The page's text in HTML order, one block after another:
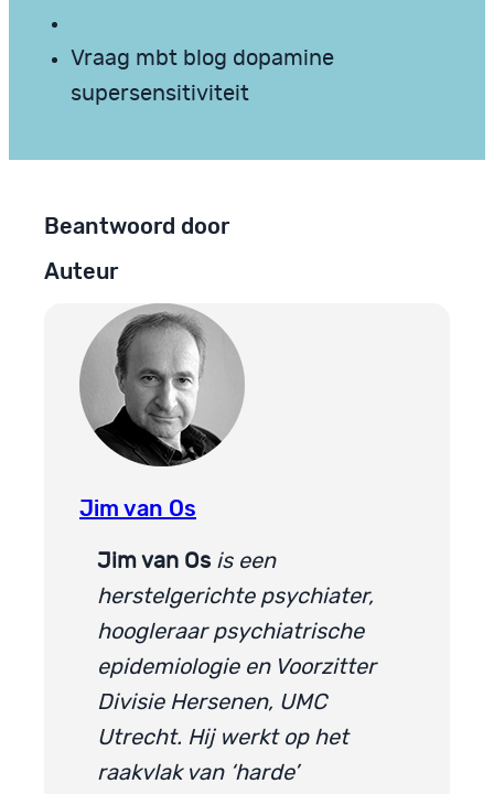
Vraag mbt blog dopamine
supersensitiviteit
Beantwoord door
Auteur
Jim van Os
Jim van Os is een
herstelgerichte psychiater,
hoogleraar psychiatrische
epidemiologie en Voorzitter
Divisie Hersenen, UMC
Utrecht. Hij werkt op het
raakvlak van ‘harde’